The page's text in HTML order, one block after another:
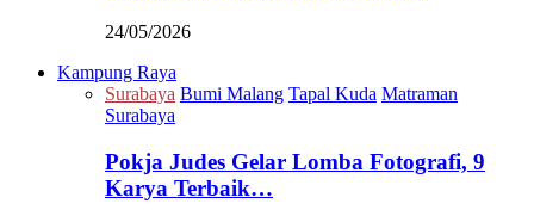
24/05/2026
Kampung Raya
Surabaya Bumi Malang Tapal Kuda Matraman
Surabaya
Pokja Judes Gelar Lomba Fotografi, 9
Karya Terbaik…